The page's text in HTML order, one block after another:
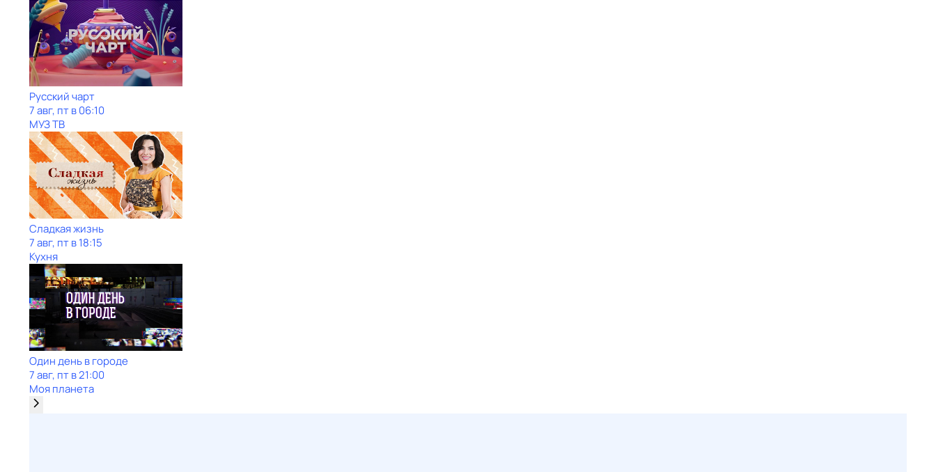
Рycский чарт
7 авг, пт в 06:10
МУЗ ТВ
Сладкая жизнь
7 авг, пт в 18:15
Кухня
Один день в городе
7 авг, пт в 21:00
Моя планета